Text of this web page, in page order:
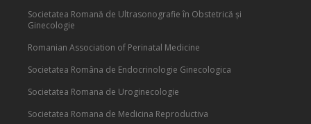
Societatea Romană de Ultrasonografie în Obstetrică și
Ginecologie
Romanian Association of Perinatal Medicine
Societatea Româna de Endocrinologie Ginecologica
Societatea Romana de Uroginecologie
Societatea Romana de Medicina Reproductiva